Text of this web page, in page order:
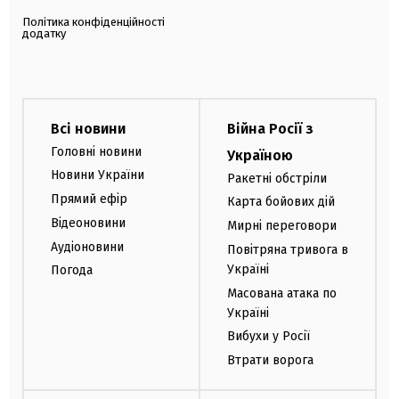
Політика конфіденційності
додатку
Всі новини
Головні новини
Новини України
Прямий ефір
Відеоновини
Аудіоновини
Погода
Війна Росії з
Україною
Ракетні обстріли
Карта бойових дій
Мирні переговори
Повітряна тривога в
Україні
Масована атака по
Україні
Вибухи у Росії
Втрати ворога